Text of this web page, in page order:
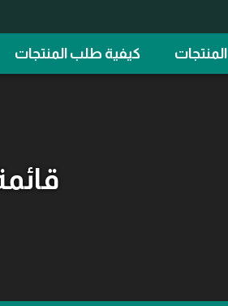
المنتجات كيفية طلب المنتجات